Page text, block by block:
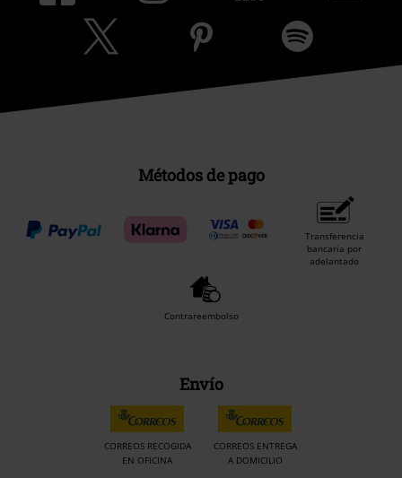
Métodos de pago
Transferencia
bancaria por
adelantado
Contrareembolso
Envío
CORREOS RECOGIDA
EN OFICINA
CORREOS ENTREGA
A DOMICILIO